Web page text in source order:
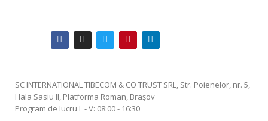
SC INTERNATIONAL TIBECOM & CO TRUST SRL, Str. Poienelor, nr. 5,
Hala Sasiu II, Platforma Roman, Braşov
Program de lucru L - V: 08:00 - 16:30